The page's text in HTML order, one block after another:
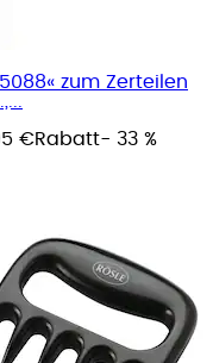
zum Zerteilen
€Rabatt- 33 %